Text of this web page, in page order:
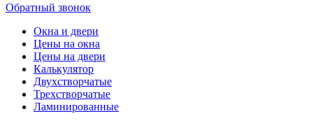
Обратный звонок
Окна и двери
Цены на окна
Цены на двери
Калькулятор
Двухстворчатые
Трехстворчатые
Ламинированные